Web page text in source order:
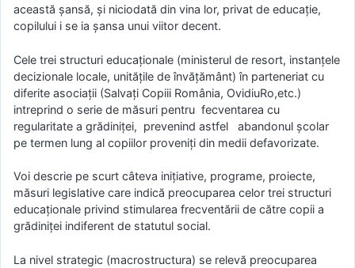
această şansă, şi niciodată din vina lor, privat de educaţie,
copilului i se ia şansa unui viitor decent.
Cele trei structuri educaționale (ministerul de resort, instanțele
decizionale locale, unitățile de învățământ) în parteneriat cu
diferite asociații (Salvaţi Copiii România, OvidiuRo,etc.)
intreprind o serie de măsuri pentru fecventarea cu
regularitate a grădiniței, prevenind astfel abandonul şcolar
pe termen lung al copiilor proveniţi din medii defavorizate.
Voi descrie pe scurt câteva inițiative, programe, proiecte,
măsuri legislative care indică preocuparea celor trei structuri
educaționale privind stimularea frecventării de către copii a
grădiniței indiferent de statutul social.
La nivel strategic (macrostructura) se relevă preocuparea